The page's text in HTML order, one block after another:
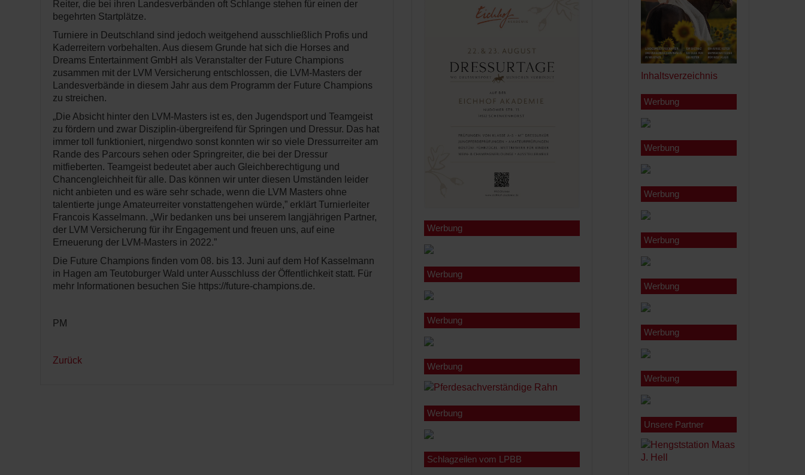
Reiter, die bei ihren Landesverbänden oft Schlange stehen für einen der
begehrten Startplätze.
Turniere in Deutschland sind jedoch weitgehend ausschließlich Profis und
Kaderreitern vorbehalten. Aus diesem Grunde hat sich die Horses and
Dreams Entertainment GmbH als Veranstalter der Future Champions
zusammen mit der LVM Versicherung entschlossen, die LVM-Masters der
Landesverbände in diesem Jahr aus dem Programm der Future Champions
zu streichen.
„Die Absicht hinter den LVM-Masters ist es, den Jugendsport und Teamgeist
zu fördern und zwar Disziplin-übergreifend für Springen und Dressur. Das hat
immer toll funktioniert, nirgendwo sonst konnten wir so viele Dressurreiter am
Rande des Parcours sehen oder Springreiter, die bei der Dressur
mitfieberten. Teamgeist bedeutet aber auch Gleichberechtigung und
Chancengleichheit für alle. Das können wir unter diesen Umständen leider
nicht anbieten und es wäre sehr schade, wenn die LVM Masters ohne
talentierte junge Amateurreiter vonstattengehen würde,” erklärt Turnierleiter
Francois Kasselmann. „Wir bedanken uns bei unserem langjährigen Partner,
der LVM Versicherung für ihr Engagement und freuen uns, auf eine
Erneuerung der LVM-Masters in 2022.”
Die Future Champions finden vom 08. bis 13. Juni auf dem Hof Kasselmann
in Hagen am Teutoburger Wald unter Ausschluss der Öffentlichkeit statt. Für
mehr Informationen besuchen Sie https://future-champions.de.
PM
Zurück
Werbung
Werbung
Werbung
Werbung
Werbung
Schlagzeilen vom LPBB
Inhaltsverzeichnis
Werbung
Werbung
Werbung
Werbung
Werbung
Werbung
Werbung
Unsere Partner